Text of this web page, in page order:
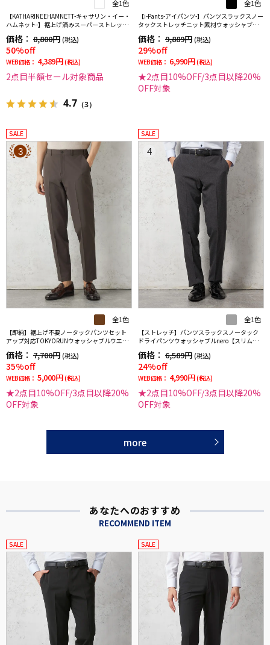
全1色
【KATHARINEEHAMNETT-キャサリン・イー・
ハムネット-】裾上げ済みスーパーストレッチ
パンツチノパンウォッシャブルホワイト無地
価格： 8,800円 (税込)
50%off
WEB価格： 4,389円 (税込)
2点目半額セール対象商品
4.7 （3）
全1色
【i-Pants-アイパンツ-】パンツスラックスノー
タックストレッチニット素材ウォッシャブル
シャドウストライプRUCKENBACCHAR
価格： 9,889円 (税込)
29%off
WEB価格： 6,990円 (税込)
★2点目10%OFF/3点目以降20%
OFF対象
SALE
3
全1色
【即納】裾上げ不要ノータックパンツセット
アップ対応TOKYORUNウォッシャブルウエス
トシャーリングダブルフェイス生地ストレッ
チ通年
価格： 7,700円 (税込)
35%off
WEB価格： 5,000円 (税込)
★2点目10%OFF/3点目以降20%
OFF対象
SALE
4
全1色
【ストレッチ】パンツスラックスノータック
ドライパンツウォッシャブルnero【スリムデ
ザイン】
価格： 6,589円 (税込)
24%off
WEB価格： 4,990円 (税込)
★2点目10%OFF/3点目以降20%
OFF対象
more
あなたへのおすすめ
RECOMMEND ITEM
SALE SALE